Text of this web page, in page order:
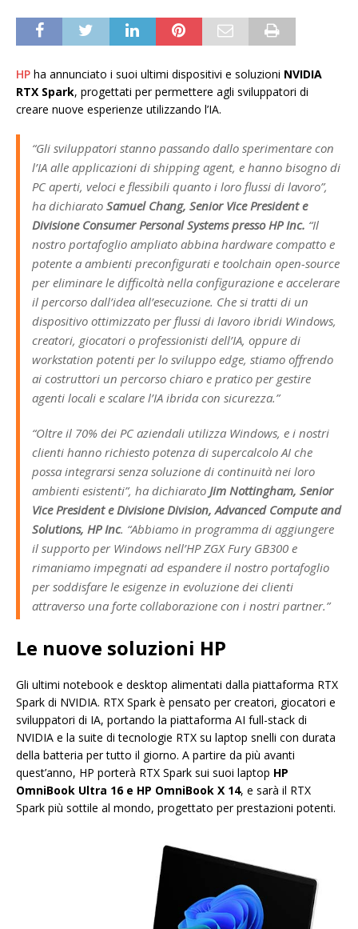
HP ha annunciato i suoi ultimi dispositivi e soluzioni NVIDIA
RTX Spark, progettati per permettere agli sviluppatori di
creare nuove esperienze utilizzando l’IA.
“Gli sviluppatori stanno passando dallo sperimentare con
l’IA alle applicazioni di shipping agent, e hanno bisogno di
PC aperti, veloci e flessibili quanto i loro flussi di lavoro”,
ha dichiarato Samuel Chang, Senior Vice President e
Divisione Consumer Personal Systems presso HP Inc. “Il
nostro portafoglio ampliato abbina hardware compatto e
potente a ambienti preconfigurati e toolchain open-source
per eliminare le difficoltà nella configurazione e accelerare
il percorso dall’idea all’esecuzione. Che si tratti di un
dispositivo ottimizzato per flussi di lavoro ibridi Windows,
creatori, giocatori o professionisti dell’IA, oppure di
workstation potenti per lo sviluppo edge, stiamo offrendo
ai costruttori un percorso chiaro e pratico per gestire
agenti locali e scalare l’IA ibrida con sicurezza.”
“Oltre il 70% dei PC aziendali utilizza Windows, e i nostri
clienti hanno richiesto potenza di supercalcolo AI che
possa integrarsi senza soluzione di continuità nei loro
ambienti esistenti”, ha dichiarato Jim Nottingham, Senior
Vice President e Divisione Division, Advanced Compute and
Solutions, HP Inc. “Abbiamo in programma di aggiungere
il supporto per Windows nell’HP ZGX Fury GB300 e
rimaniamo impegnati ad espandere il nostro portafoglio
per soddisfare le esigenze in evoluzione dei clienti
attraverso una forte collaborazione con i nostri partner.”
Le nuove soluzioni HP
Gli ultimi notebook e desktop alimentati dalla piattaforma RTX
Spark di NVIDIA. RTX Spark è pensato per creatori, giocatori e
sviluppatori di IA, portando la piattaforma AI full-stack di
NVIDIA e la suite di tecnologie RTX su laptop snelli con durata
della batteria per tutto il giorno. A partire da più avanti
quest’anno, HP porterà RTX Spark sui suoi laptop HP
OmniBook Ultra 16 e HP OmniBook X 14, e sarà il RTX
Spark più sottile al mondo, progettato per prestazioni potenti.